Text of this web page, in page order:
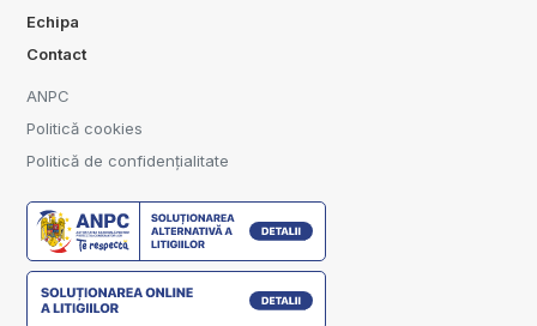
Echipa
Contact
ANPC
Politică cookies
Politică de confidențialitate